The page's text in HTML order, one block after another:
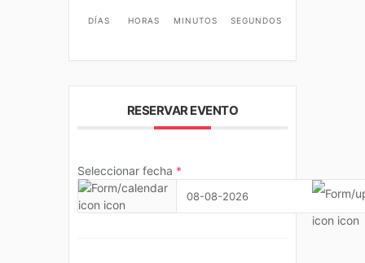
DÍAS HORAS MINUTOS SEGUNDOS
RESERVAR EVENTO
Seleccionar fecha *
08-08-2026